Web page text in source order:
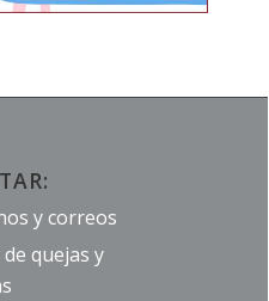
y correos
quejas y